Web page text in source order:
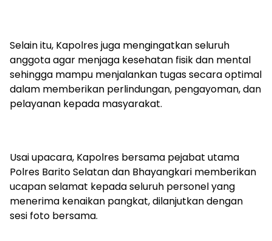
‎Selain itu, Kapolres juga mengingatkan seluruh
anggota agar menjaga kesehatan fisik dan mental
sehingga mampu menjalankan tugas secara optimal
dalam memberikan perlindungan, pengayoman, dan
pelayanan kepada masyarakat.
‎Usai upacara, Kapolres bersama pejabat utama
Polres Barito Selatan dan Bhayangkari memberikan
ucapan selamat kepada seluruh personel yang
menerima kenaikan pangkat, dilanjutkan dengan
sesi foto bersama.